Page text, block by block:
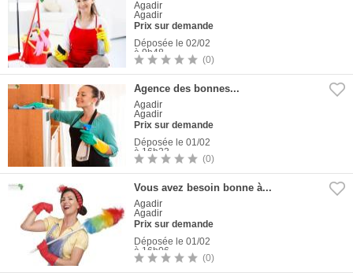
Déposée le 02/02
à 9h48
Agadir
Agadir
Prix sur demande
(0)
Agence des bonnes...
Déposée le 01/02
à 16h23
Agadir
Agadir
Prix sur demande
(0)
Vous avez besoin bonne à...
Déposée le 01/02
à 16h06
Agadir
Agadir
Prix sur demande
(0)